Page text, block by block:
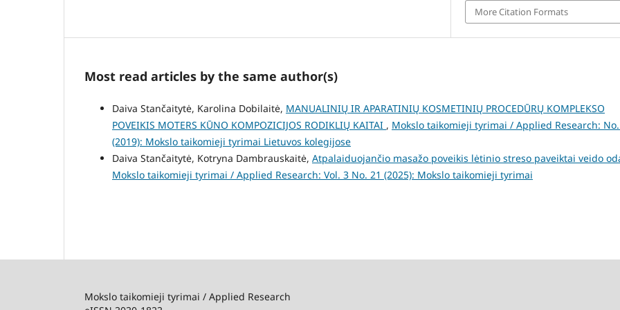
More Citation Formats
Most read articles by the same author(s)
Daiva Stančaitytė, Karolina Dobilaitė, MANUALINIŲ IR APARATINIŲ KOSMETINIŲ PROCEDŪRŲ KOMPLEKSO
POVEIKIS MOTERS KŪNO KOMPOZICIJOS RODIKLIŲ KAITAI , Mokslo taikomieji tyrimai / Applied Research:
(2019): Mokslo taikomieji tyrimai Lietuvos kolegijose
Daiva Stančaitytė, Kotryna Dambrauskaitė, Atpalaiduojančio masažo poveikis lėtinio streso paveiktai veido
Mokslo taikomieji tyrimai / Applied Research: Vol. 3 No. 21 (2025): Mokslo taikomieji tyrimai
Mokslo taikomieji tyrimai / Applied Research